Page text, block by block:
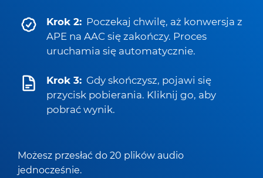
Krok 2: Poczekaj chwilę, aż konwersja z
APE na AAC się zakończy. Proces
uruchamia się automatycznie.
Krok 3: Gdy skończysz, pojawi się
przycisk pobierania. Kliknij go, aby
pobrać wynik.
Możesz przesłać do 20 plików audio
jednocześnie.